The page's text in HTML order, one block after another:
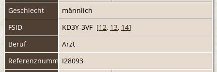
Geschlecht
männlich
FSID
KD3Y-3VF [12, 13, 14]
Beruf
Arzt
ReferenznummerI28093